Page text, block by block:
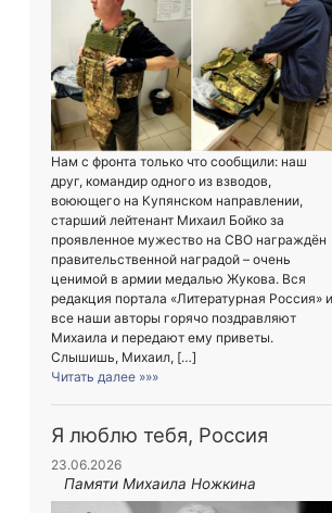
Нам с фронта только что сообщили: наш
друг, командир одного из взводов,
воюющего на Купянском направлении,
старший лейтенант Михаил Бойко за
проявленное мужество на СВО награждён
правительственной наградой – очень
ценимой в армии медалью Жукова. Вся
редакция портала «Литературная Россия» и
все наши авторы горячо поздравляют
Михаила и передают ему приветы.
Слышишь, Михаил, […]
Читать далее »»»
Я люблю тебя, Россия
23.06.2026
Памяти Михаила Ножкина